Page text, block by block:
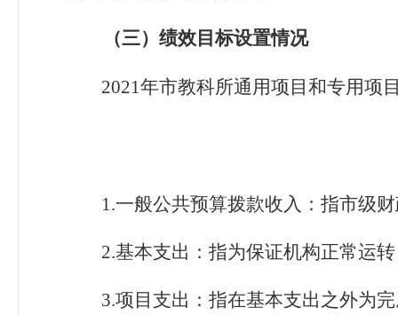
（三）绩效目标设置情况
2021年市教科所通用项目和专用项
1.一般公共预算拨款收入：指市级
2.基本支出：指为保证机构正常运
3.项目支出：指在基本支出之外为